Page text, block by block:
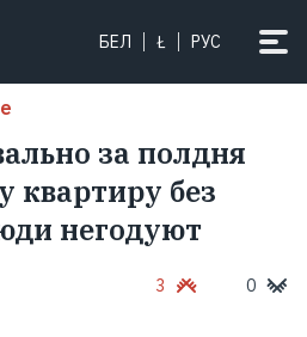
БЕЛ Ł РУС
за полдня
квартиру без
негодуют
3 0